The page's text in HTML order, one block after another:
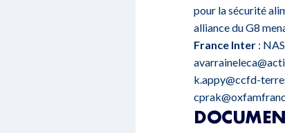
pour la sécurité
alliance du G8
France Inter :
k.appy@ccfd-